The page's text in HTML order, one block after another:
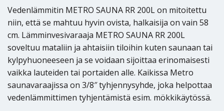
Vedenlämmitin METRO SAUNA RR 200L on mitoitettu
niin, että se mahtuu hyvin ovista, halkaisija on vain 58
cm. Lämminvesivaraaja METRO SAUNA RR 200L
soveltuu mataliin ja ahtaisiin tiloihin kuten saunaan tai
kylpyhuoneeseen ja se voidaan sijoittaa erinomaisesti
vaikka lauteiden tai portaiden alle. Kaikissa Metro
saunavaraajissa on 3/8″ tyhjennysyhde, joka helpottaa
vedenlämmittimen tyhjentämistä esim. mökkikäytössä.